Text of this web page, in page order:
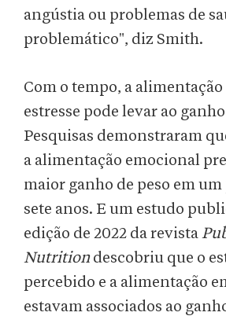
angústia ou problemas de
problemático", diz Smith.
Com o tempo, a
estresse pode levar ao
Pesquisas demonstraram
a alimentação emocional
maior ganho de peso em
sete anos. E um estudo
edição de 2022 da revista
Nutritiondescobriu que o
percebido e a alimentação
estavam associados ao